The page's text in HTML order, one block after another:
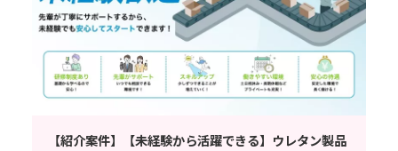
【紹介案件】【未経験から活躍できる】ウレタン製品